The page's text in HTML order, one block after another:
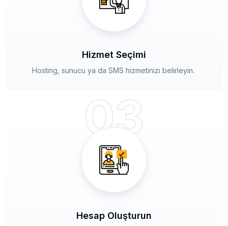
Hizmet Seçimi
Hosting, sunucu ya da SMS hizmetinizi belirleyin.
03
Hesap Oluşturun